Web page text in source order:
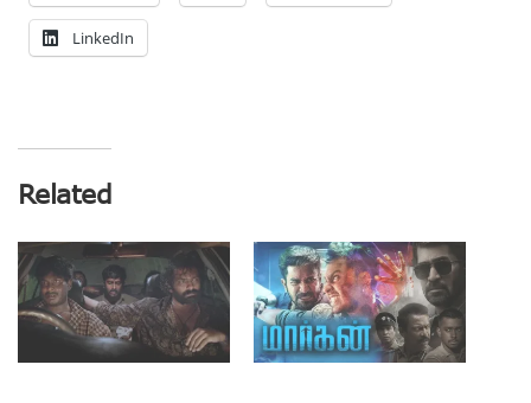
LinkedIn
Related